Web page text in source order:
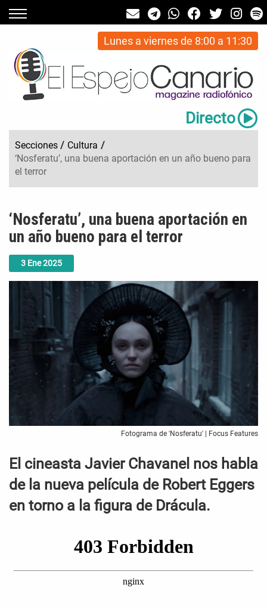
Lunes a viernes de 8:00 a 11:30
Directo
Secciones / Cultura /
‘Nosferatu’, una buena aportación en un año bueno para
el terror
3 Ene2025
‘Nosferatu’, una buena aportación en
un año bueno para el terror
Fotograma de 'Nosferatu' | Focus Features
El cineasta Javier Chavanel nos habla
de la nueva película de Robert Eggers
en torno a la figura de Drácula.